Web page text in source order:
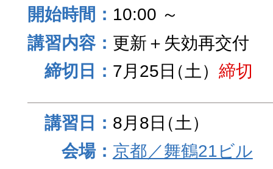
10:00 ～
更新＋失効再交付
7月25日（土） 締切
8月8日（土）
京都／舞鶴21ビル